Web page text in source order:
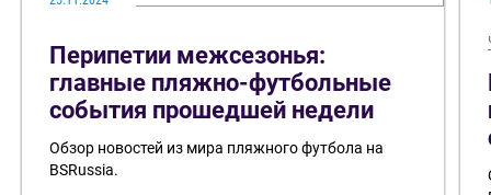
Перипетии межсезонья:
главные пляжно-футбольные
события прошедшей недели
Обзор новостей из мира пляжного футбола на
BSRussia.